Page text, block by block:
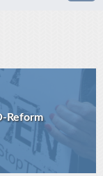
Reform